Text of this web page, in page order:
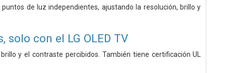
de luz independientes, ajustando la resolución, brillo y
con el LG OLED TV
y el contraste percibidos. También tiene certificación UL